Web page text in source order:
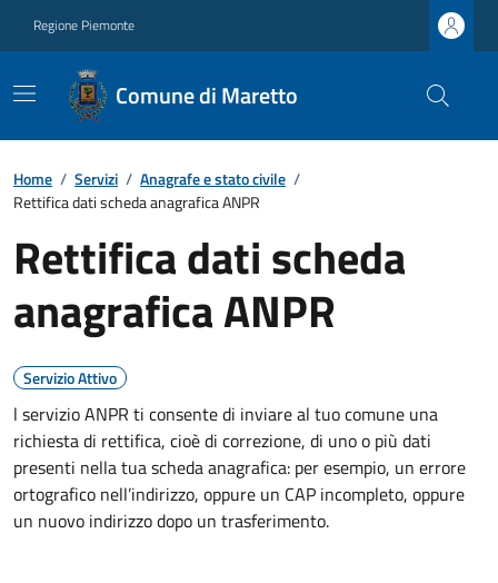
Regione Piemonte
Comune di Maretto
Home / Servizi / Anagrafe e stato civile /
Rettifica dati scheda anagrafica ANPR
Rettifica dati scheda
anagrafica ANPR
Servizio Attivo
l servizio ANPR ti consente di inviare al tuo comune una
richiesta di rettifica, cioè di correzione, di uno o più dati
presenti nella tua scheda anagrafica: per esempio, un errore
ortografico nell’indirizzo, oppure un CAP incompleto, oppure
un nuovo indirizzo dopo un trasferimento.